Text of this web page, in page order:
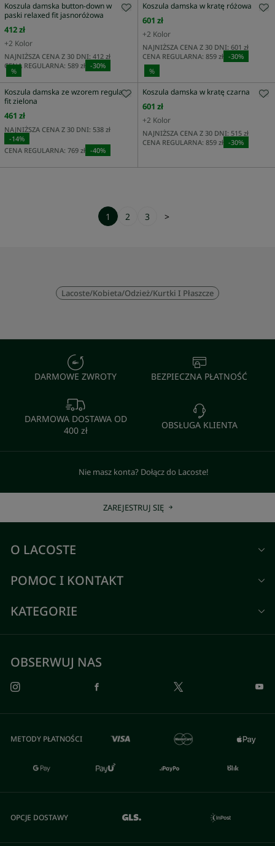
Koszula damska button-down w
paski relaxed fit jasnoróżowa
412 zł
+2 Kolor
NAJNIŻSZA CENA Z 30 DNI: 412 zł
CENA REGULARNA: 589 zł -30%
Koszula damska w kratę różowa
601 zł
+2 Kolor
NAJNIŻSZA CENA Z 30 DNI: 601 zł
CENA REGULARNA: 859 zł -30%
%
Koszula damska ze wzorem regular
fit zielona
461 zł
NAJNIŻSZA CENA Z 30 DNI: 538 zł
-14%
CENA REGULARNA: 769 zł -40%
%
Koszula damska w kratę czarna
601 zł
+2 Kolor
NAJNIŻSZA CENA Z 30 DNI: 515 zł
CENA REGULARNA: 859 zł -30%
1 2 3 >
Lacoste/Kobieta/Odzież/Kurtki I Płaszcze
DARMOWE ZWROTY BEZPIECZNA PŁATNOŚĆ
DARMOWA DOSTAWA OD
400 zł
OBSŁUGA KLIENTA
Nie masz konta? Dołącz do Lacoste!
ZAREJESTRUJ SIĘ
O LACOSTE
POMOC I KONTAKT
KATEGORIE
OBSERWUJ NAS
METODY PŁATNOŚCI
OPCJE DOSTAWY